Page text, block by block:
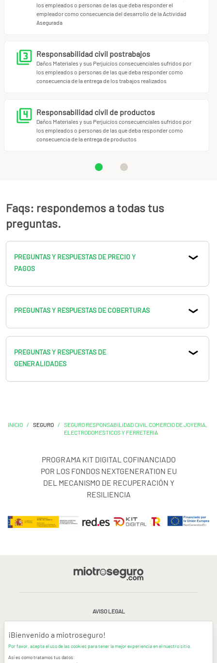
los empleados o personas de las que deba responder el
empleador como consecuencia del desarrollo de la Actividad
Asegurada
Responsabilidad civil postrabajos
Daños Materiales y sus Perjuicios consecuenciales sufridos por
los empleados o personas de las que deba responder como
consecuencia de la entrega de los trabajos realizados
Responsabilidad civil de productos
Daños Materiales y sus Perjuicios consecuenciales sufridos por
los empleados o personas de las que deba responder como
consecuencia de la entrega de productos
Faqs: respondemos a todas tus
preguntas.
PREGUNTAS Y RESPUESTAS DE PRECIO Y
PAGOS
PREGUNTAS Y RESPUESTAS DE COBERTURAS
PREGUNTAS Y RESPUESTAS DE
GENERALIDADES
INICIO / SEGURO /
SEGURO RESPONSABILIDAD CIVIL COMERCIO DE JOYERIA,
ELECTRODOMESTICOS Y FERRETERIA
PROGRAMA KIT DIGITAL COFINANCIADO
POR LOS FONDOS NEXTGENERATION EU
DEL MECANISMO DE RECUPERACIÓN Y
RESILIENCIA
AVISO LEGAL
CONDICIONES GENERALES DE USO
¡Bienvenido a miotroseguro!
Por favor, acepta el uso de las cookies para tener la mejor experiencia en el nuestro sitio.
Así es como tratamos tus datos: